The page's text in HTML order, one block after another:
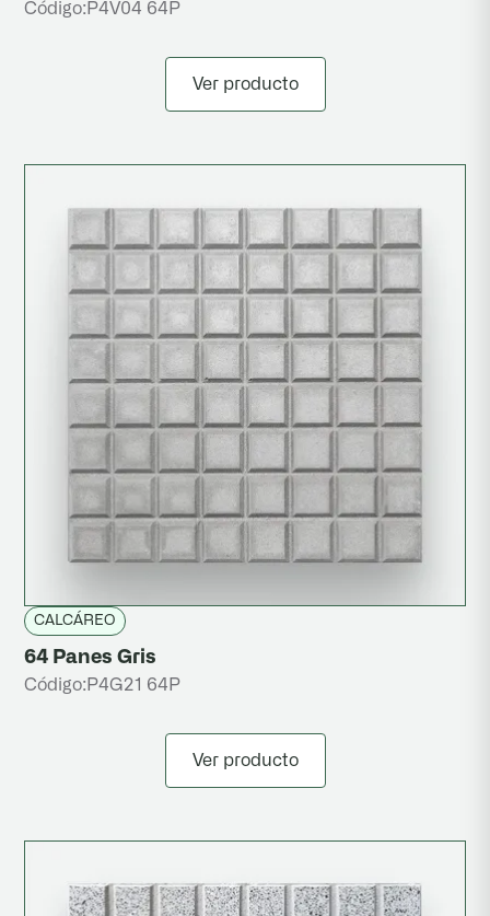
Código: P4V04 64P
Ver producto
CALCÁREO
64 Panes Gris
Código: P4G21 64P
Ver producto